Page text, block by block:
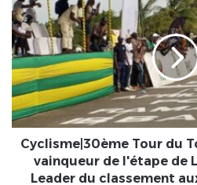
(Vidéo)
Tour
du
Togo
:
Burkina
Faso
vainqueur
l'étape
Cyclisme|30ème Tour du
vainqueur de l'étape de
Leader du classement